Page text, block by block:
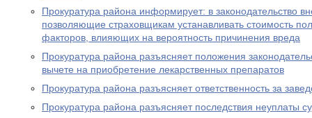
Прокуратура района информирует: в законодательство
позволяющие страховщикам устанавливать стоимость
факторов, влияющих на вероятность причинения вреда
Прокуратура района разъясняет положения
вычете на приобретение лекарственных препаратов
Прокуратура района разъясняет ответственность за
Прокуратура района разъясняет последствия неуплаты